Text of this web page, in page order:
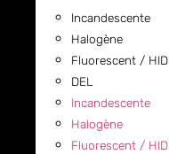
Incandescente
Halogène
Fluorescent / HID
DEL
Incandescente
Halogène
Fluorescent / HID